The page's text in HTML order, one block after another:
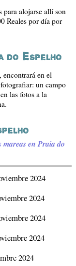
para alojarse allí son
Reales por día por
do Espelho
encontrará en el
un campo
las fotos a la
mareas en Praia do
2024
2024
2024
2024
2024